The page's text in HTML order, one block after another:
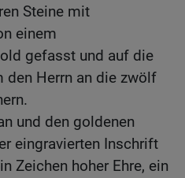
Steine mit
einem
gefasst und auf die
den Herrn an die zwölf
und den goldenen
eingravierten Inschrift
Zeichen hoher Ehre, ein